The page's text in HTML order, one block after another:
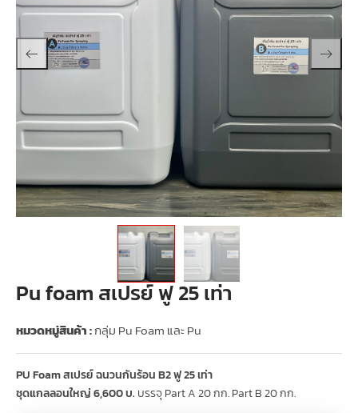
Pu foam สเปรย์ ฟู 25 เท่า
หมวดหมู่สินค้า :กลุ่ม Pu Foam และ Pu
PU Foam สเปรย์ ฉนวนกันร้อน B2 ฟู 25 เท่า
ชุดแกลลอนใหญ่ 6,600 บ. บรรจุ Part A 20 กก. Part B 20 กก.